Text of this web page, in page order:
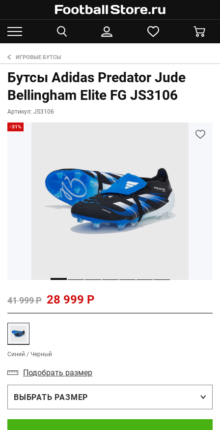
ИГРОВЫЕ БУТСЫ
Бутсы Adidas Predator Jude
Bellingham Elite FG JS3106
Артикул: JS3106
-31%
41 999 Р 28 999 Р
Синий / Черный
Подобрать размер
ВЫБРАТЬ РАЗМЕР